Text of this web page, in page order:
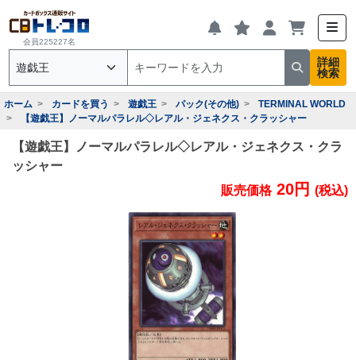
会員225227名
詳細
検索
ホーム カードを買う 遊戯王 パック(その他)
TERMINAL WORLD
【遊戯王】ノーマルパラレル◇レアル・ジェネクス・クラッシャー
【遊戯王】ノーマルパラレル◇レアル・ジェネクス・クラ
ッシャー
販売価格 20円 (税込)